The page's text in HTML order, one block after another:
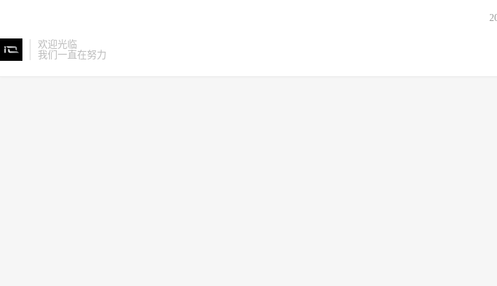
欢迎光临
我们一直在努力